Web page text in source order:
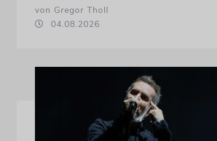
von Gregor Tholl
04.08.2026